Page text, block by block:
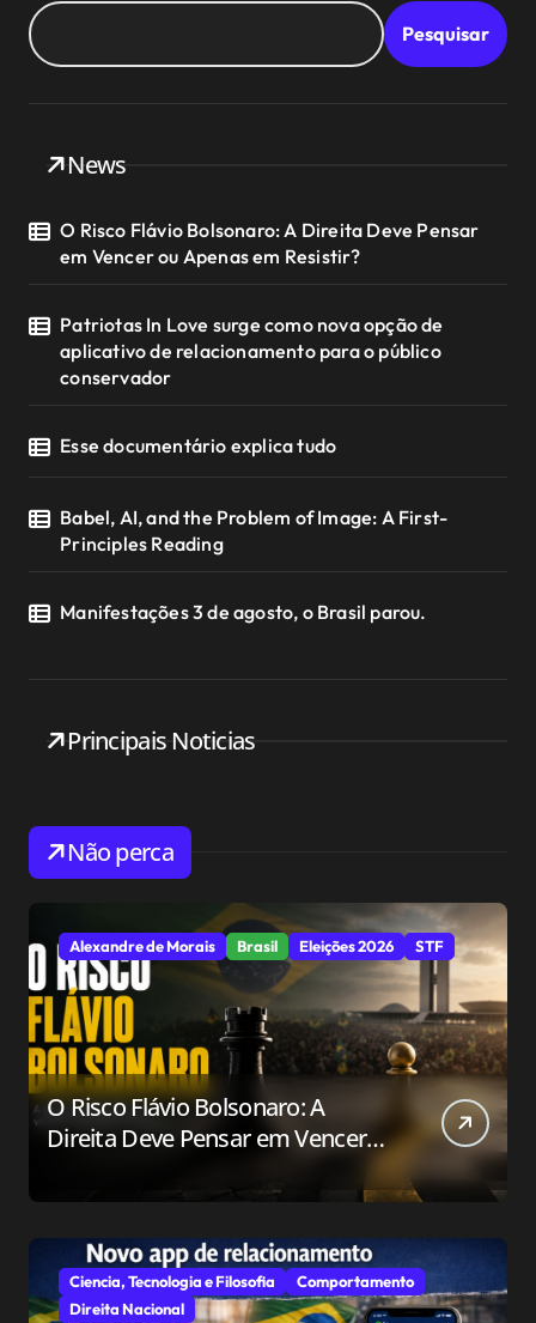
Pesquisar
News
O Risco Flávio Bolsonaro: A Direita Deve Pensar
em Vencer ou Apenas em Resistir?
Patriotas In Love surge como nova opção de
aplicativo de relacionamento para o público
conservador
Esse documentário explica tudo
Babel, AI, and the Problem of Image: A First-
Principles Reading
Manifestações 3 de agosto, o Brasil parou.
Principais Noticias
Não perca
Alexandre de Morais Brasil Eleições 2026 STF
O Risco Flávio Bolsonaro: A
Direita Deve Pensar em Vencer
Ciencia, Tecnologia e Filosofia
Comportamento
Direita Nacional